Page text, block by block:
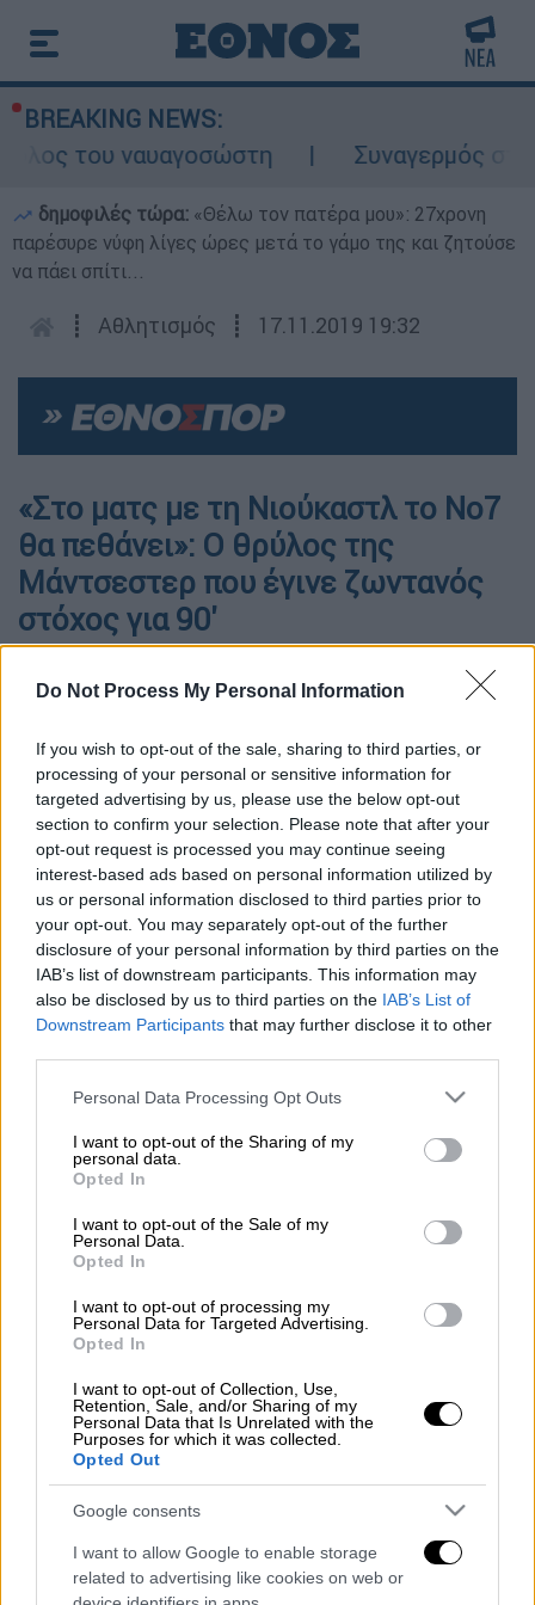
Do Not Process My Personal Information
If you wish to opt-out of the sale, sharing to third parties, or
processing of your personal or sensitive information for
targeted advertising by us, please use the below opt-out
section to confirm your selection. Please note that after your
opt-out request is processed you may continue seeing
interest-based ads based on personal information utilized by
us or personal information disclosed to third parties prior to
your opt-out. You may separately opt-out of the further
disclosure of your personal information by third parties on the
IAB’s list of downstream participants. This information may
also be disclosed by us to third parties on the IAB’s List of
Downstream Participants that may further disclose it to other
Please note that this website/app uses one or more Google
not limited to your visit or usage behaviour. You may click to
grant or deny consent to Google and its third-party tags to
use your data for below specified purposes in below Google
consent section.
Personal Data Processing Opt Outs
I want to opt-out of the Sharing of my
personal data.
Opted In
I want to opt-out of the Sale of my
Personal Data.
Opted In
I want to opt-out of processing my
Personal Data for Targeted Advertising.
Opted In
I want to opt-out of Collection, Use,
Retention, Sale, and/or Sharing of my
Personal Data that Is Unrelated with the
Purposes for which it was collected.
Opted Out
Google consents
I want to allow Google to enable storage
related to advertising like cookies on web or
BREAKING NEWS:
του ναυαγοσώστη
Συναγερμός
δημοφιλές τώρα: «Θέλω τον πατέρα μου»: 27χρονη
παρέσυρε νύφη λίγες ώρες μετά το γάμο της και ζητούσε
να πάει σπίτι...
┋ Αθλητισμός ┋ 17.11.2019 19:32
«Στο ματς με τη Νιούκαστλ το Νο7
θα πεθάνει»: Ο θρύλος της
Μάντσεστερ που έγινε ζωντανός
στόχος για 90'
Προσθέστε το ΕΘΝΟΣ στη Google
Τα προβλήματα με το αλκοόλ και τις λοιπές
(γένους θηλυκού οι περισσότερες…)
ασωτίες είχαν ήδη ξεκινήσει.
Το Γενάρη του 1971 ο μεγαλύτερος σταρ του
ευρωπαϊκού ποδοσφαίρου δεν μπήκε καν
στον κόπο να ακολουθήσει την αποστολή
της ομάδας στο Λονδίνο για τον αγώνα με
την Τσέλσι, προκειμένου να περάσει ένα
ανερχόμενη τηλεοπτική σταρ (μετέπειτα
σύζυγο του Τζέρεμι Άιρονς), Σίνεντ Κιούζακ.
Διαβάστε περισσότερα στοmenshouse.gr
O στρατηγός ήταν σχιζοφρενής, εμμονικός,